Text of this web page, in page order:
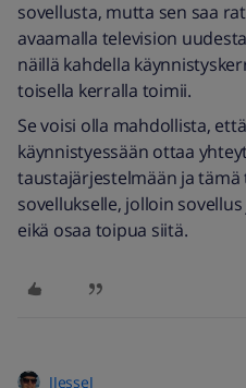
sovellusta, mutta sen saa
avaamalla television
näillä kahdella
toisella kerralla toimii.
Se voisi olla mahdollista,
käynnistyessään ottaa
taustajärjestelmään ja
sovellukselle, jolloin
eikä osaa toipua siitä.
JJesseJ